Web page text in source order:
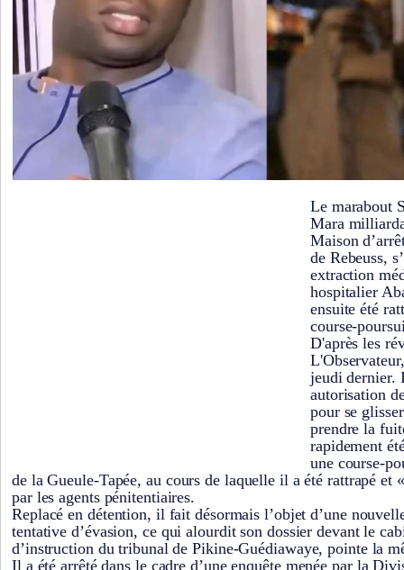
Le marabout
Mara
Maison
de Rebeuss,
extraction
hospitalier
ensuite été
course-
D'après les
jeudi dernier.
autorisation
pour se
prendre la
rapidement
une course-
de la Gueule-Tapée, au cours de laquelle il a été rattrapé et
par les agents pénitentiaires.
Replacé en détention, il fait désormais l’objet d’une
tentative d’évasion, ce qui alourdit son dossier devant le
d’instruction du tribunal de Pikine-Guédiawaye, pointe la
Il a été arrêté dans le cadre d’une enquête menée par la